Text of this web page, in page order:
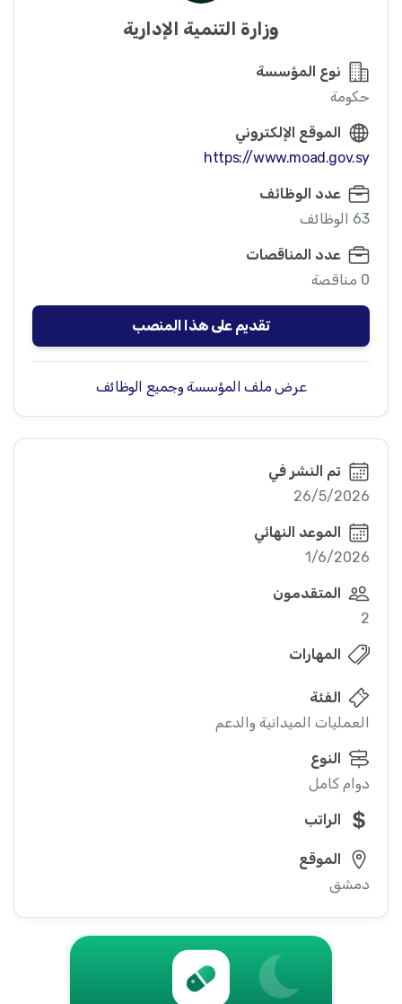
وزارة التنمية الإدارية
نوع المؤسسة
حكومة
الموقع الإلكتروني
https://www.moad.gov.sy
عدد الوظائف
63 الوظائف
عدد المناقصات
0 مناقصة
تقديم على هذا المنصب
عرض ملف المؤسسة وجميع الوظائف
تم النشر في
26/5/2026
الموعد النهائي
1/6/2026
المتقدمون
2
المهارات
الفئة
العمليات الميدانية والدعم
النوع
دوام كامل
الراتب
الموقع
دمشق